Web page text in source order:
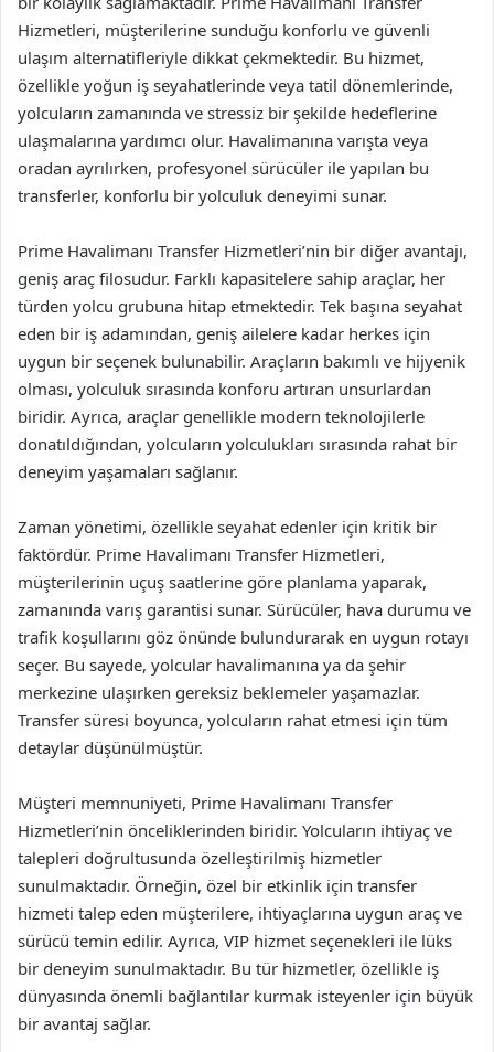
Hizmetleri, müşterilerine sunduğu konforlu ve güvenli
ulaşım alternatifleriyle dikkat çekmektedir. Bu hizmet,
özellikle yoğun iş seyahatlerinde veya tatil dönemlerinde,
yolcuların zamanında ve stressiz bir şekilde hedeflerine
ulaşmalarına yardımcı olur. Havalimanına varışta veya
oradan ayrılırken, profesyonel sürücüler ile yapılan bu
transferler, konforlu bir yolculuk deneyimi sunar.
Prime Havalimanı Transfer Hizmetleri’nin bir diğer avantajı,
geniş araç filosudur. Farklı kapasitelere sahip araçlar, her
türden yolcu grubuna hitap etmektedir. Tek başına seyahat
eden bir iş adamından, geniş ailelere kadar herkes için
uygun bir seçenek bulunabilir. Araçların bakımlı ve hijyenik
olması, yolculuk sırasında konforu artıran unsurlardan
biridir. Ayrıca, araçlar genellikle modern teknolojilerle
donatıldığından, yolcuların yolculukları sırasında rahat bir
deneyim yaşamaları sağlanır.
Zaman yönetimi, özellikle seyahat edenler için kritik bir
faktördür. Prime Havalimanı Transfer Hizmetleri,
müşterilerinin uçuş saatlerine göre planlama yaparak,
zamanında varış garantisi sunar. Sürücüler, hava durumu ve
trafik koşullarını göz önünde bulundurarak en uygun rotayı
seçer. Bu sayede, yolcular havalimanına ya da şehir
merkezine ulaşırken gereksiz beklemeler yaşamazlar.
Transfer süresi boyunca, yolcuların rahat etmesi için tüm
detaylar düşünülmüştür.
Müşteri memnuniyeti, Prime Havalimanı Transfer
Hizmetleri’nin önceliklerinden biridir. Yolcuların ihtiyaç ve
talepleri doğrultusunda özelleştirilmiş hizmetler
sunulmaktadır. Örneğin, özel bir etkinlik için transfer
hizmeti talep eden müşterilere, ihtiyaçlarına uygun araç ve
sürücü temin edilir. Ayrıca, VIP hizmet seçenekleri ile lüks
bir deneyim sunulmaktadır. Bu tür hizmetler, özellikle iş
dünyasında önemli bağlantılar kurmak isteyenler için büyük
bir avantaj sağlar.